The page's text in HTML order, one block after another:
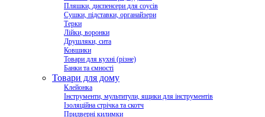
Пляшки, диспенсери для соусів
Сушки, підставки, органайзери
Терки
Лійки, воронки
Друшляки, сита
Ковшики
Товари для кухні (різне)
Банки та ємності
Товари для дому
Клейонка
Інструменти, мультитули, ящики для інструментів
Ізоляційна стрічка та скотч
Придверні килимки